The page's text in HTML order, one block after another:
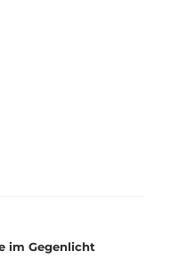
im Gegenlicht